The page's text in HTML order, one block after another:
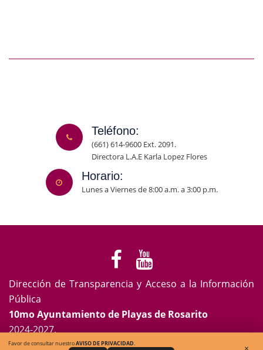
Teléfono:
(661) 614-9600 Ext. 2091.
Directora L.A.E Karla Lopez Flores
Horario:
Lunes a Viernes de 8:00 a.m. a 3:00 p.m.
Dirección de Transparencia y Acceso a la Información
Pública
10mo Ayuntamiento de Playas de Rosarito
2024-2027.
Favor de consultar nuestroAVISO DE PRIVACIDAD.